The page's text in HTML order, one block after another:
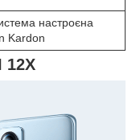
настроєна
Kardon
12X